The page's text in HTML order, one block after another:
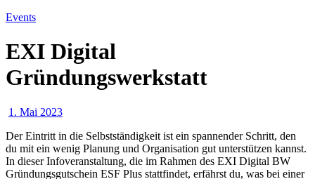
Events
EXI Digital
Gründungswerkstatt
1. Mai 2023
Der Eintritt in die Selbstständigkeit ist ein spannender Schritt, den
du mit ein wenig Planung und Organisation gut unterstützen kannst.
In dieser Infoveranstaltung, die im Rahmen des EXI Digital BW
Gründungsgutschein ESF Plus stattfindet, erfährst du, was bei einer